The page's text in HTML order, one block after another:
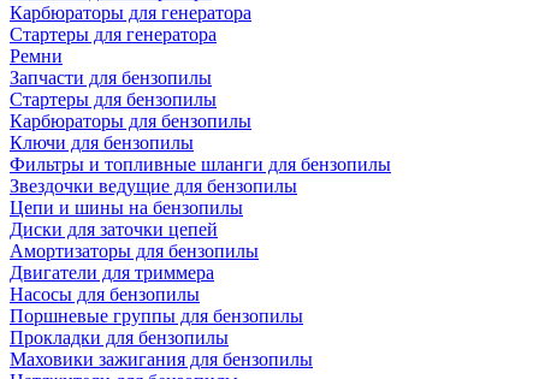
Карбюраторы для генератора
Стартеры для генератора
Ремни
Запчасти для бензопилы
Стартеры для бензопилы
Карбюраторы для бензопилы
Ключи для бензопилы
Фильтры и топливные шланги для бензопилы
Звездочки ведущие для бензопилы
Цепи и шины на бензопилы
Диски для заточки цепей
Амортизаторы для бензопилы
Двигатели для триммера
Насосы для бензопилы
Поршневые группы для бензопилы
Прокладки для бензопилы
Маховики зажигания для бензопилы